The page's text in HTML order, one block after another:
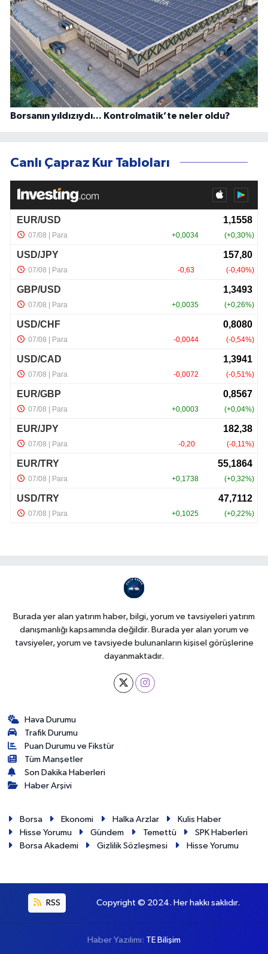
Borsanın yıldızıydı... Kontrolmatik’te neler oldu?
Canlı Çapraz Kur Tabloları
Burada yer alan yatırım haber, bilgi, yorum ve tavsiyeleri yatırım
danışmanlığı kapsamında değildir. Burada yer alan yorum ve
tavsiyeler, yorum ve tavsiyede bulunanların kişisel görüşlerine
dayanmaktadır.
Hava Durumu
Trafik Durumu
Puan Durumu ve Fikstür
Tüm Manşetler
Son Dakika Haberleri
Haber Arşivi
Borsa Ekonomi Halka Arzlar
Kulis Haber
Hisse Yorumu
Gündem Temettü
SPK Haberleri
Borsa Akademi
Gizlilik Sözleşmesi Hisse Yorumu
RSS Copyright © 2024. Her hakkı saklıdır.
Haber Yazılımı: TE Bilişim